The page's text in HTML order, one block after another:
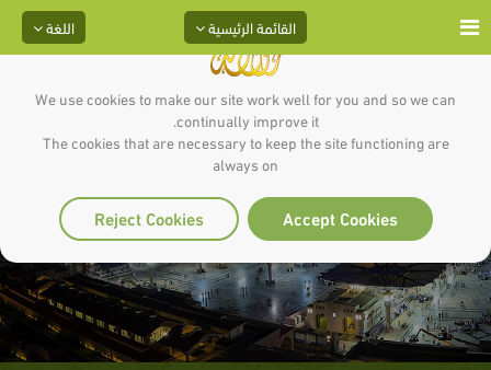
We use cookies to make our site work well for you and so we can
continually improve it.
The cookies that are necessary to keep the site functioning are
always on
Accept Cookies
Reject Cookies
اللغة القائمة الرئيسية
عبد الله بن مسعود